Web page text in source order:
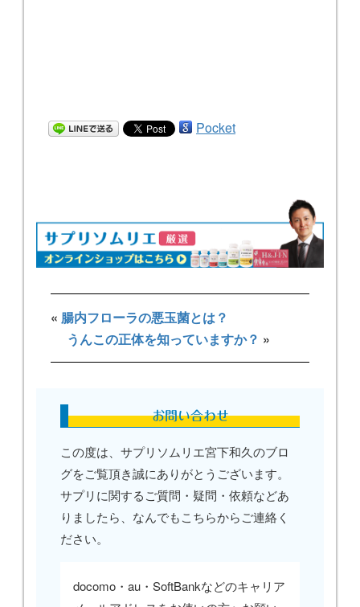
Pocket
« 腸内フローラの悪玉菌とは？
うんこの正体を知っていますか？ »
お問い合わせ
この度は、サプリソムリエ宮下和久のブロ
グをご覧頂き誠にありがとうございます。
サプリに関するご質問・疑問・依頼などあ
りましたら、なんでもこちらからご連絡く
ださい。
docomo・au・SoftBankなどのキャリア